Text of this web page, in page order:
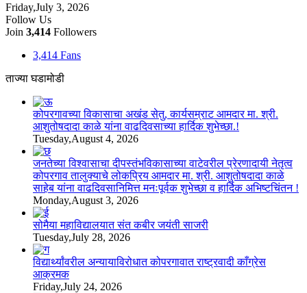
Friday,July 3, 2026
Follow Us
Join 3,414 Followers
3,414 Fans
ताज्या घडामोडी
कोपरगावच्या विकासाचा अखंड सेतु, कार्यसम्राट आमदार मा. श्री.
आशुतोषदादा काळे यांना वाढदिवसाच्या हार्दिक शुभेच्छा.!
Tuesday,August 4, 2026
जनतेच्या विश्वासाचा दीपस्तंभविकासाच्या वाटेवरील प्रेरणादायी नेतृत्व
कोपरगाव तालुक्याचे लोकप्रिय आमदार मा. श्री. आशुतोषदादा काळे
साहेब यांना वाढदिवसानिमित्त मनःपूर्वक शुभेच्छा व हार्दिक अभिष्टचिंतन !
Monday,August 3, 2026
सोमैया महाविद्यालयात संत कबीर जयंती साजरी
Tuesday,July 28, 2026
विद्यार्थ्यांवरील अन्यायाविरोधात कोपरगावात राष्ट्रवादी काँग्रेस
आक्रमक
Friday,July 24, 2026